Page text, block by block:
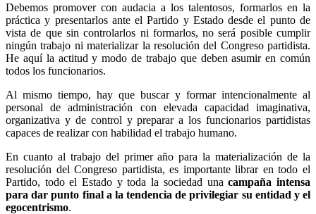
Debemos promover con audacia a los talentosos, formarlos en la
práctica y presentarlos ante el Partido y Estado desde el punto de
vista de que sin controlarlos ni formarlos, no será posible cumplir
ningún trabajo ni materializar la resolución del Congreso partidista.
He aquí la actitud y modo de trabajo que deben asumir en común
todos los funcionarios.
Al mismo tiempo, hay que buscar y formar intencionalmente al
personal de administración con elevada capacidad imaginativa,
organizativa y de control y preparar a los funcionarios partidistas
capaces de realizar con habilidad el trabajo humano.
En cuanto al trabajo del primer año para la materialización de la
resolución del Congreso partidista, es importante librar en todo el
Partido, todo el Estado y toda la sociedad unacampaña intensa
para dar punto final a la tendencia de privilegiar su entidad y el
egocentrismo.